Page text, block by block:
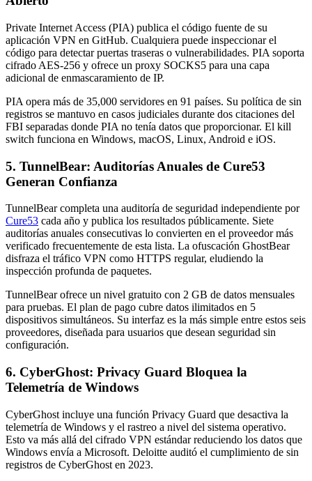
Private Internet Access (PIA) publica el código fuente de su
aplicación VPN en GitHub. Cualquiera puede inspeccionar el
código para detectar puertas traseras o vulnerabilidades. PIA soporta
cifrado AES-256 y ofrece un proxy SOCKS5 para una capa
adicional de enmascaramiento de IP.
PIA opera más de 35,000 servidores en 91 países. Su política de sin
registros se mantuvo en casos judiciales durante dos citaciones del
FBI separadas donde PIA no tenía datos que proporcionar. El kill
switch funciona en Windows, macOS, Linux, Android e iOS.
5. TunnelBear: Auditorías Anuales de Cure53
Generan Confianza
TunnelBear completa una auditoría de seguridad independiente por
Cure53 cada año y publica los resultados públicamente. Siete
auditorías anuales consecutivas lo convierten en el proveedor más
verificado frecuentemente de esta lista. La ofuscación GhostBear
disfraza el tráfico VPN como HTTPS regular, eludiendo la
inspección profunda de paquetes.
TunnelBear ofrece un nivel gratuito con 2 GB de datos mensuales
para pruebas. El plan de pago cubre datos ilimitados en 5
dispositivos simultáneos. Su interfaz es la más simple entre estos seis
proveedores, diseñada para usuarios que desean seguridad sin
configuración.
6. CyberGhost: Privacy Guard Bloquea la
Telemetría de Windows
CyberGhost incluye una función Privacy Guard que desactiva la
telemetría de Windows y el rastreo a nivel del sistema operativo.
Esto va más allá del cifrado VPN estándar reduciendo los datos que
Windows envía a Microsoft. Deloitte auditó el cumplimiento de sin
registros de CyberGhost en 2023.